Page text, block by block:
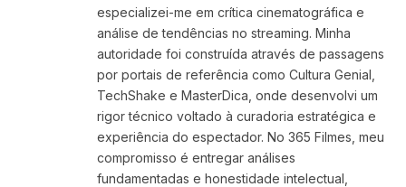
especializei-me em crítica cinematográfica e
análise de tendências no streaming. Minha
autoridade foi construída através de passagens
por portais de referência como Cultura Genial,
TechShake e MasterDica, onde desenvolvi um
rigor técnico voltado à curadoria estratégica e
experiência do espectador. No 365 Filmes, meu
compromisso é entregar análises
fundamentadas e honestidade intelectual,